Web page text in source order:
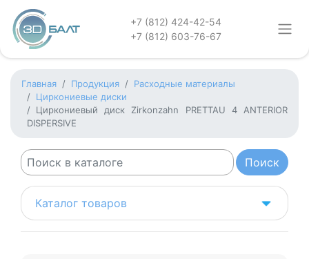
+7 (812) 424-42-54
+7 (812) 603-76-67
Главная Продукция
Расходные материалы
Циркониевые диски
Циркониевый диск Zirkonzahn PRETTAU 4 ANTERIOR
DISPERSIVE
Каталог товаров